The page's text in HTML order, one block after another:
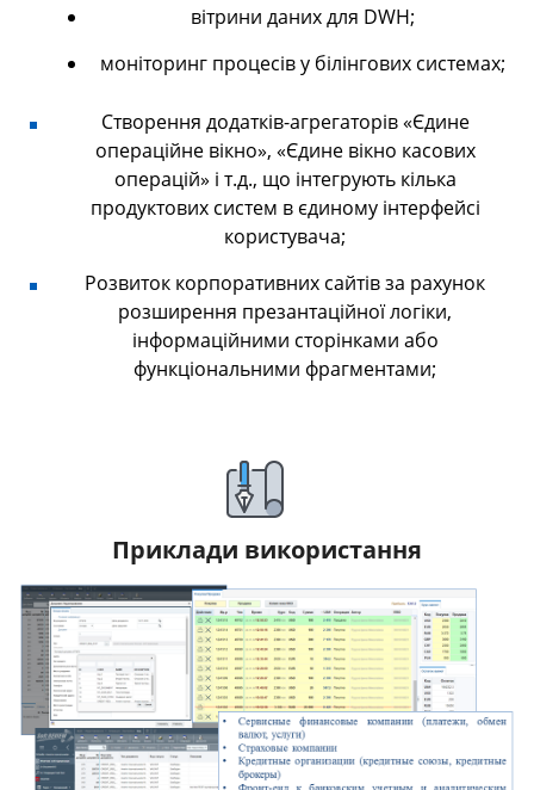
вітрини даних для DWH;
моніторинг процесів у білінгових системах;
Створення додатків-агрегаторів «Єдине
операційне вікно», «Єдине вікно касових
операцій» і т.д., що інтегрують кілька
продуктових систем в єдиному інтерфейсі
користувача;
Розвиток корпоративних сайтів за рахунок
розширення презантаційної логіки,
інформаційними сторінками або
функціональними фрагментами;
Приклади використання